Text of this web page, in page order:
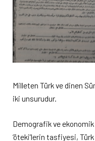
Milleten Türk ve dinen
iki unsurudur.
Demografik ve ekonomik
‘öteki’lerin tasfiyesi,